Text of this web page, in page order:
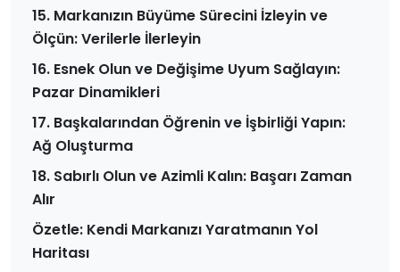
15. Markanızın Büyüme Sürecini İzleyin ve
Ölçün: Verilerle İlerleyin
16. Esnek Olun ve Değişime Uyum Sağlayın:
Pazar Dinamikleri
17. Başkalarından Öğrenin ve İşbirliği Yapın:
Ağ Oluşturma
18. Sabırlı Olun ve Azimli Kalın: Başarı Zaman
Alır
Özetle: Kendi Markanızı Yaratmanın Yol
Haritası